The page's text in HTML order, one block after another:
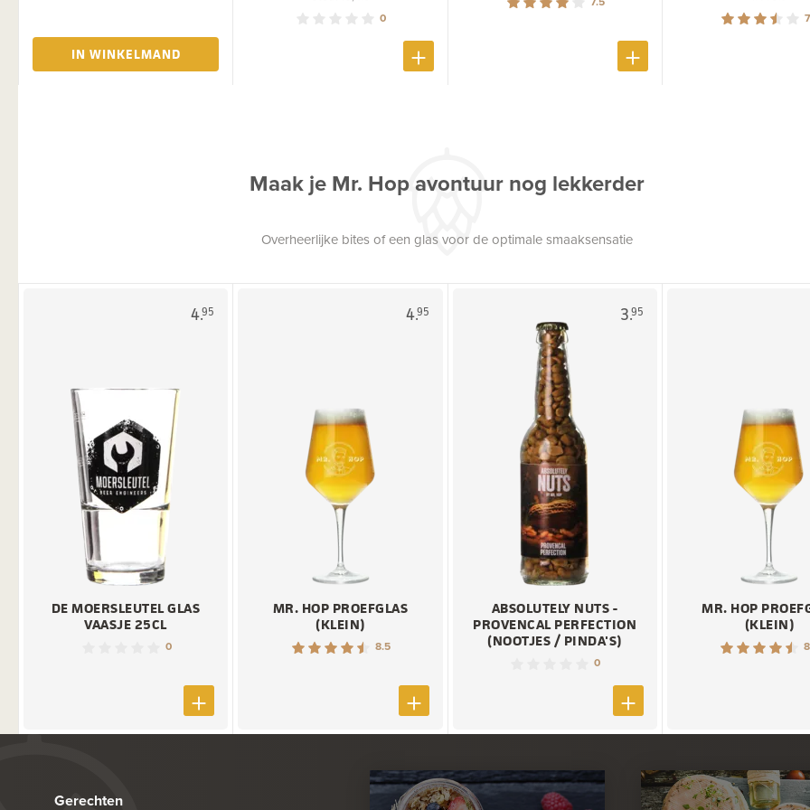
IN WINKELMAND
0
Maak je Mr. Hop avontuur nog lekkerder
Overheerlijke bites of een glas voor de optimale smaaksensatie
4.95
DE MOERSLEUTEL GLAS
VAASJE 25CL
0
4.95
MR. HOP PROEFGLAS
(KLEIN)
8.5
3.95
ABSOLUTELY NUTS -
PROVENCAL PERFECTION
(NOOTJES / PINDA'S)
0
MR. HOP
(KLEIN)
Gerechten